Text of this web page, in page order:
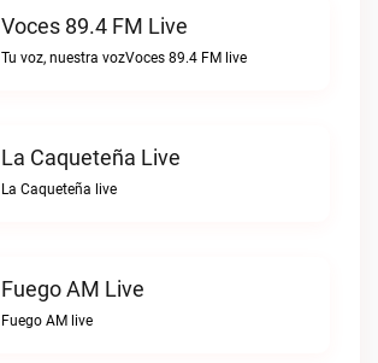
Voces 89.4 FM Live
Tu voz, nuestra vozVoces 89.4 FM live
La Caqueteña Live
La Caqueteña live
Fuego AM Live
Fuego AM live